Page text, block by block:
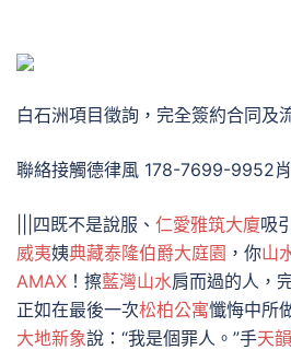
白石洲項目徵詢，完全簽約合同及
聯絡接觸德律風 178-7699-9952
|||四既不是說服、 仁愛雅筑大廈吸
威夷姨典藏泰隆伯爵大庭園 ，你山
AMAX ！擦藍灣山水肩而過的人，
正如在最後一次松柏公寓懺悔中所
大地新象說：“我是個罪人。”手天韻